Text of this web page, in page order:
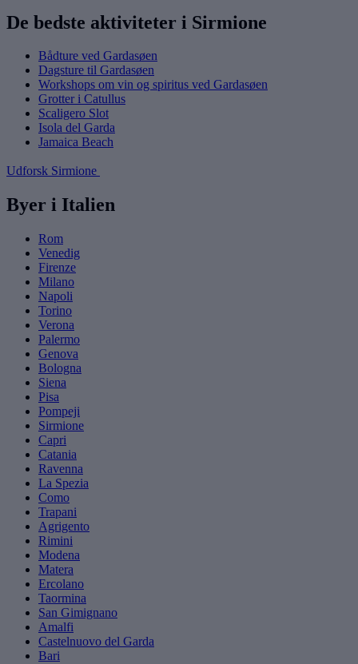
De bedste aktiviteter i Sirmione
Bådture ved Gardasøen
Dagsture til Gardasøen
Workshops om vin og spiritus ved Gardasøen
Grotter i Catullus
Scaligero Slot
Isola del Garda
Jamaica Beach
Udforsk Sirmione
Byer i Italien
Rom
Venedig
Firenze
Milano
Napoli
Torino
Verona
Palermo
Genova
Bologna
Siena
Pisa
Pompeji
Sirmione
Capri
Catania
Ravenna
La Spezia
Como
Trapani
Agrigento
Rimini
Modena
Matera
Ercolano
Taormina
San Gimignano
Amalfi
Castelnuovo del Garda
Bari